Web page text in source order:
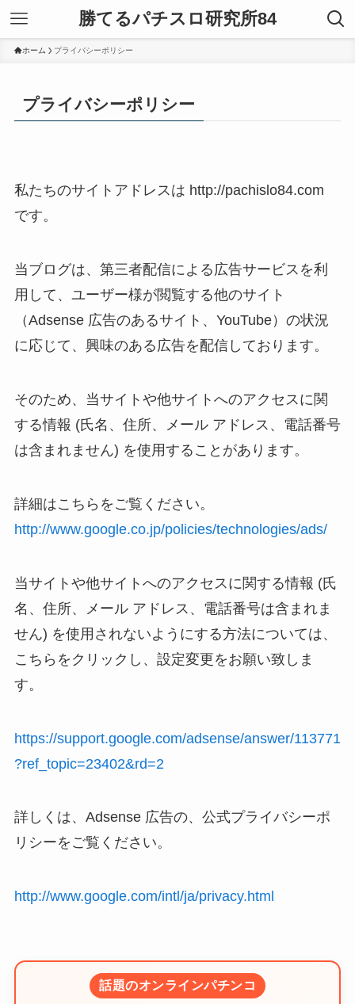
勝てるパチスロ研究所84
ホーム プライバシーポリシー
プライバシーポリシー
私たちのサイトアドレスは http://pachislo84.com
です。
当ブログは、第三者配信による広告サービスを利
用して、ユーザー様が閲覧する他のサイト
（Adsense 広告のあるサイト、YouTube）の状況
に応じて、興味のある広告を配信しております。
そのため、当サイトや他サイトへのアクセスに関
する情報 (氏名、住所、メール アドレス、電話番号
は含まれません) を使用することがあります。
詳細はこちらをご覧ください。
http://www.google.co.jp/policies/technologies/ads/
当サイトや他サイトへのアクセスに関する情報 (氏
名、住所、メール アドレス、電話番号は含まれま
せん) を使用されないようにする方法については、
こちらをクリックし、設定変更をお願い致しま
す。
https://support.google.com/adsense/answer/113771
?ref_topic=23402&rd=2
詳しくは、Adsense 広告の、公式プライバシーポ
リシーをご覧ください。
http://www.google.com/intl/ja/privacy.html
話題のオンラインパチンコ